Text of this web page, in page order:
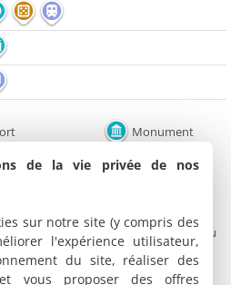
Monument
Château
Lac / Plan d'eau
spectacles Cinéma
de la vie privée de nos
sur notre site (y compris des
l'expérience utilisateur,
du site, réaliser des
vous proposer des offres